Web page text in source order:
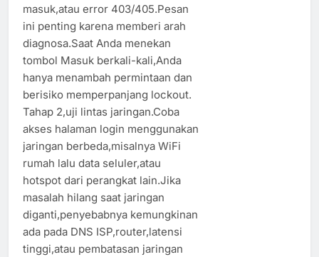
masuk,atau error 403/405.Pesan
ini penting karena memberi arah
diagnosa.Saat Anda menekan
tombol Masuk berkali-kali,Anda
hanya menambah permintaan dan
berisiko memperpanjang lockout.
Tahap 2,uji lintas jaringan.Coba
akses halaman login menggunakan
jaringan berbeda,misalnya WiFi
rumah lalu data seluler,atau
hotspot dari perangkat lain.Jika
masalah hilang saat jaringan
diganti,penyebabnya kemungkinan
ada pada DNS ISP,router,latensi
tinggi,atau pembatasan jaringan